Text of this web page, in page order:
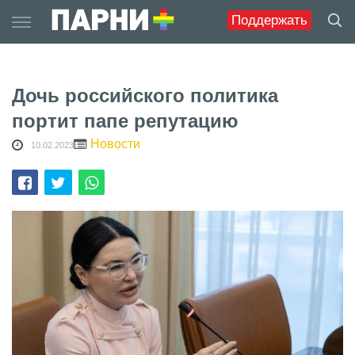
Поддержать
to
content
Дочь российского политика
портит папе репутацию
10.02.2023 Новости